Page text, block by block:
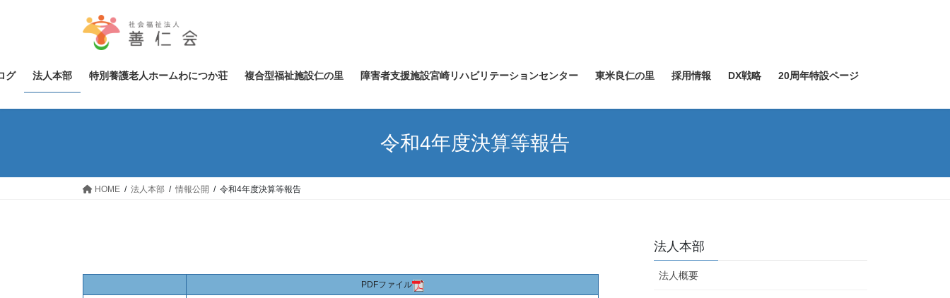
ツ
ス
シ
ン
グ 法人本部 特別養護老人ホームわにつか荘 複合型福祉施設仁の里 障害者支援施設宮崎リハビリテーションセンター 東米良仁の里 採用情報 DX戦略 20周年特設ページ
令和4年度決算等報告
HOME 法人本部 情報公開 令和4年度決算等報告
PDFファイル
法人本部
法人概要